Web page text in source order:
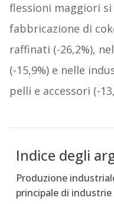
flessioni maggiori
fabbricazione di
raffinati (-26,2%),
(-15,9%) e nelle
pelli e accessori (-
Indice degli
Produzione
principale di industrie